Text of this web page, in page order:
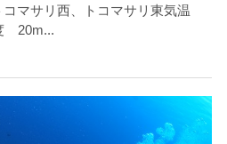
コマサリ西、トコマサリ東気温
20m...